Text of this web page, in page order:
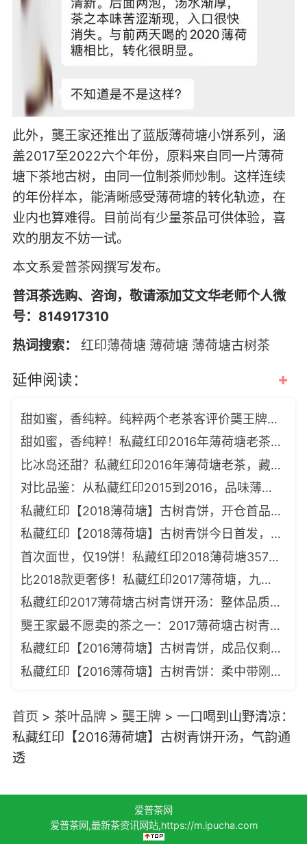
此外，龑王家还推出了蓝版薄荷塘小饼系列，涵
盖2017至2022六个年份，原料来自同一片薄荷
塘下茶地古树，由同一位制茶师炒制。这样连续
的年份样本，能清晰感受薄荷塘的转化轨迹，在
业内也算难得。目前尚有少量茶品可供体验，喜
欢的朋友不妨一试。
本文系爱普茶网撰写发布。
普洱茶选购、咨询，敬请添加艾文华老师个人微
号：814917310
热词搜索：
红印薄荷塘 薄荷塘 薄荷塘古树茶
延伸阅读： +
甜如蜜，香纯粹。纯粹两个老茶客评价龑王牌私藏版红印2016薄荷塘老茶
甜如蜜，香纯粹！私藏红印2016年薄荷塘老茶，让老茶客直呼“太难得”
比冰岛还甜？私藏红印2016年薄荷塘老茶，藏着易武之巅的蜜韵！
对比品鉴：从私藏红印2015到2016，品味薄荷塘的转化轨迹
私藏红印【2018薄荷塘】古树青饼，开仓首品，只有19饼
私藏红印【2018薄荷塘】古树青饼今日首发，入口蔗糖甜，喉韵凉润
首次面世，仅19饼！私藏红印2018薄荷塘357克青饼，8年陈化的顶级私藏
比2018款更奢侈！私藏红印2017薄荷塘，九年陈化，散泡分享，整饼不售
私藏红印2017薄荷塘古树青饼开汤：整体品质比2018款更胜一筹
龑王家最不愿卖的茶之一：2017薄荷塘古树青饼品鉴手记
私藏红印【2016薄荷塘】古树青饼，成品仅剩1饼，静待有缘人
私藏红印【2016薄荷塘】古树青饼：柔中带刚，清凉韵足
首页 > 茶叶品牌> 龑王牌> 一口喝到山野清凉：
私藏红印【2016薄荷塘】古树青饼开汤，气韵通
透
爱普茶网
爱普茶网,最新茶资讯网站,https://m.ipucha.com